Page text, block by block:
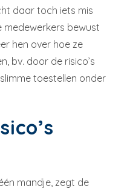
daar toch iets mis
medewerkers bewust
hen over hoe ze
bv. door de risico’s
toestellen onder
mandje, zegt de